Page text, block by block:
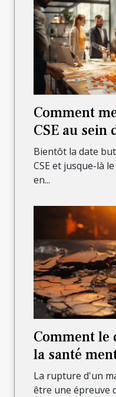
Comment
CSE au sein
Bientôt la date
CSE et jusque-là
en...
Comment
la santé
vue d'un
La rupture d'un
être une épreuve